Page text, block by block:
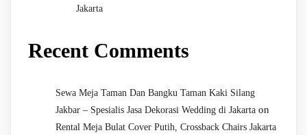
Jakarta
Recent Comments
Sewa Meja Taman Dan Bangku Taman Kaki Silang
Jakbar – Spesialis Jasa Dekorasi Wedding di Jakarta on
Rental Meja Bulat Cover Putih, Crossback Chairs Jakarta